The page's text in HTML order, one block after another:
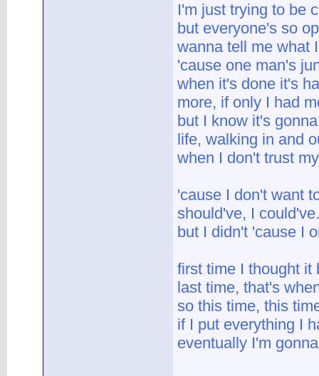
I'm just trying to be
but everyone's so
wanna tell me what
'cause one man's
when it's done it's
more, if only I had
but I know it's
life, walking in and
when I don't trust
'cause I don't want
should've, I
but I didn't 'cause I
first time I thought it
last time, that's
so this time, this
if I put everything I
eventually I'm